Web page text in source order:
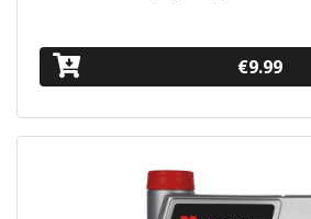
€9.99